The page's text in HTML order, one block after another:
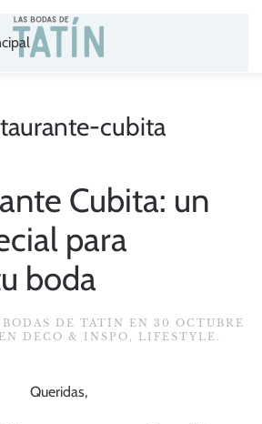
cubita
Cubita: un
para
boda
BODAS DE TATÍN EN 30 OCTUBRE
DECO & INSPO , LIFESTYLE .
Queridas,